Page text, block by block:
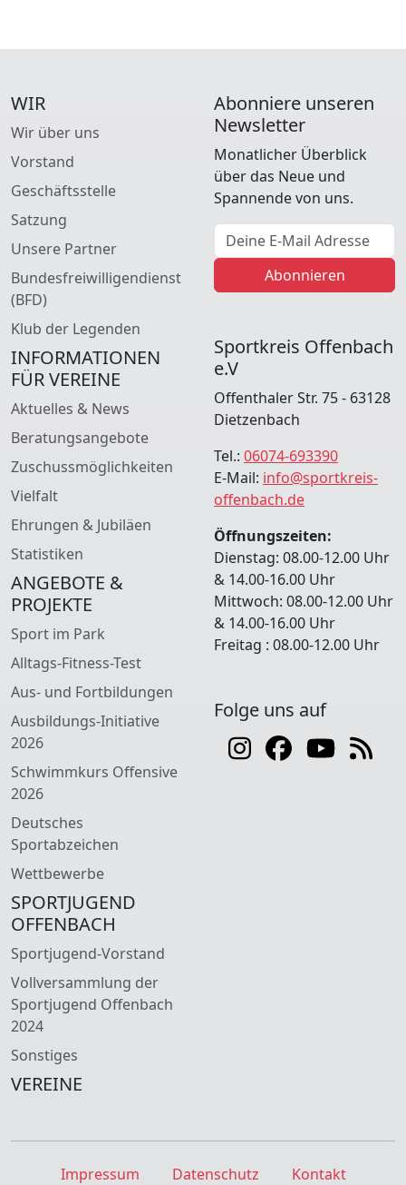
WIR
Wir über uns
Vorstand
Geschäftsstelle
Satzung
Unsere Partner
Bundesfreiwilligendienst
(BFD)
Klub der Legenden
INFORMATIONEN
FÜR VEREINE
Aktuelles & News
Beratungsangebote
Zuschussmöglichkeiten
Vielfalt
Ehrungen & Jubiläen
Statistiken
ANGEBOTE &
PROJEKTE
Sport im Park
Alltags-Fitness-Test
Aus- und Fortbildungen
Ausbildungs-Initiative
2026
Schwimmkurs Offensive
2026
Deutsches
Sportabzeichen
Wettbewerbe
SPORTJUGEND
OFFENBACH
Sportjugend-Vorstand
Vollversammlung der
Sportjugend Offenbach
2024
Sonstiges
VEREINE
Abonniere unseren
Newsletter
Monatlicher Überblick
über das Neue und
Spannende von uns.
E-Mail Adresse
Abonnieren
Sportkreis Offenbach
e.V
Offenthaler Str. 75 - 63128
Dietzenbach
Tel.: 06074-693390
E-Mail: info@sportkreis-
offenbach.de
Öffnungszeiten:
Dienstag: 08.00-12.00 Uhr
& 14.00-16.00 Uhr
Mittwoch: 08.00-12.00 Uhr
& 14.00-16.00 Uhr
Freitag : 08.00-12.00 Uhr
Folge uns auf
Impressum Datenschutz Kontakt